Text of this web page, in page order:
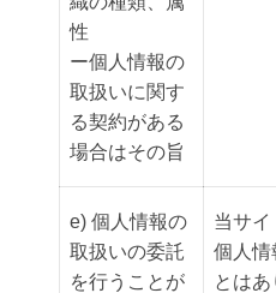
性
ー個人情報の
取扱いに関す
る契約がある
場合はその旨
e) 個人情報の
取扱いの委託
を行うことが
当サ
個人情
とはあ